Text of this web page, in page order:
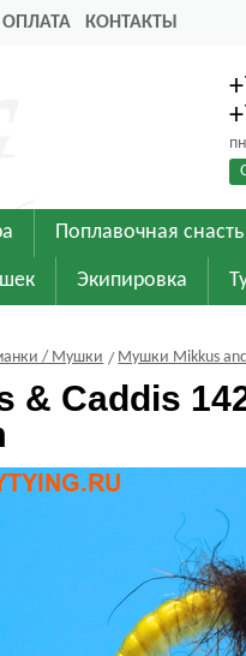
КОНТАКТЫ
Поплавочная снасть
Экипировка
/ Мушки Мушки Mikkus
& Caddis